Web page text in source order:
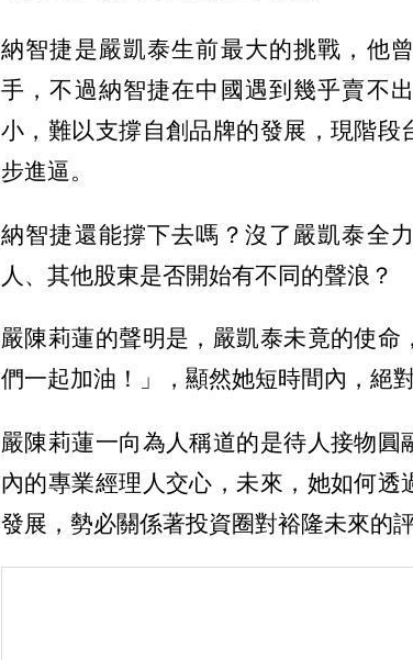
納智捷是嚴凱泰生前最大的挑戰，他
手，不過納智捷在中國遇到幾乎賣不
小，難以支撐自創品牌的發展，現階
步進逼。
納智捷還能撐下去嗎？沒了嚴凱泰全
人、其他股東是否開始有不同的聲浪？
嚴陳莉蓮的聲明是，嚴凱泰未竟的使
們一起加油！」，顯然她短時間內，絕
嚴陳莉蓮一向為人稱道的是待人接物圓
內的專業經理人交心，未來，她如何
發展，勢必關係著投資圈對裕隆未來的評